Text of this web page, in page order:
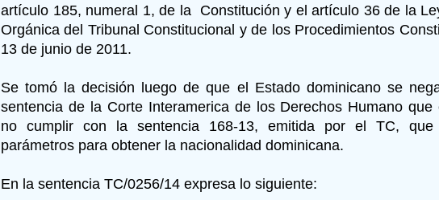
artículo 185, numeral 1, de la Constitución y el artículo 36 de la
Orgánica del Tribunal Constitucional y de los Procedimientos
13 de junio de 2011.
Se tomó la decisión luego de que el Estado dominicano se
sentencia de la Corte Interamerica de los Derechos Humano
no cumplir con la sentencia 168-13, emitida por el TC, que
parámetros para obtener la nacionalidad dominicana.
En la sentencia TC/0256/14 expresa lo siguiente: